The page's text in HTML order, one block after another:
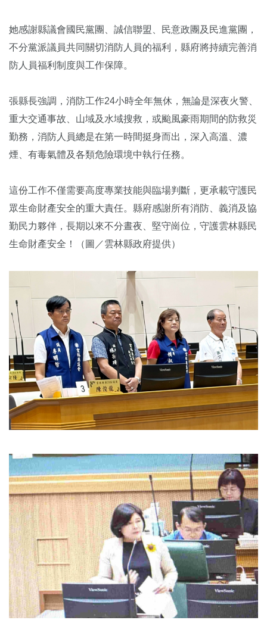
她感謝縣議會國民黨團、誠信聯盟、民意政團及民進黨團，
不分黨派議員共同關切消防人員的福利，縣府將持續完善消
防人員福利制度與工作保障。
張縣長強調，消防工作24小時全年無休，無論是深夜火警、
重大交通事故、山域及水域搜救，或颱風豪雨期間的防救災
勤務，消防人員總是在第一時間挺身而出，深入高溫、濃
煙、有毒氣體及各類危險環境中執行任務。
這份工作不僅需要高度專業技能與臨場判斷，更承載守護民
眾生命財產安全的重大責任。縣府感謝所有消防、義消及協
勤民力夥伴，長期以來不分晝夜、堅守崗位，守護雲林縣民
生命財產安全！（圖／雲林縣政府提供）